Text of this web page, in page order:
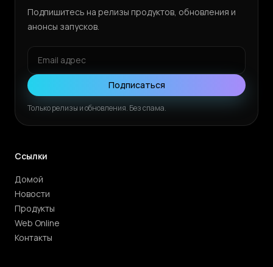
Подпишитесь на релизы продуктов, обновления и
анонсы запусков.
Подписаться
Только релизы и обновления. Без спама.
Ссылки
Домой
Новости
Продукты
Web Online
Контакты